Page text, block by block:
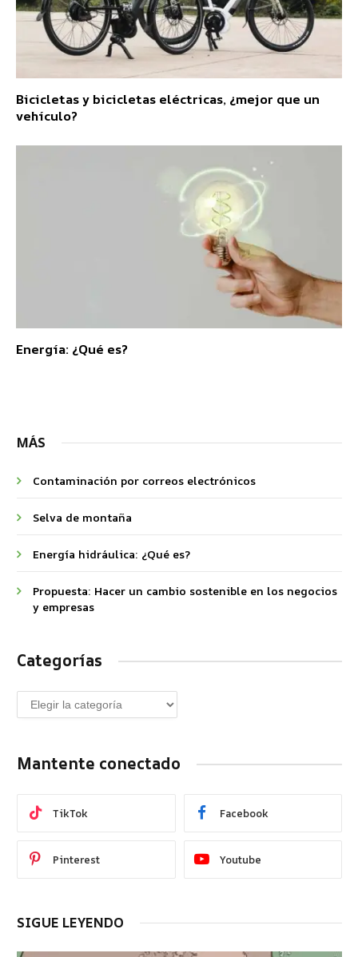
Bicicletas y bicicletas eléctricas, ¿mejor que un
vehículo?
Energía: ¿Qué es?
MÁS
Contaminación por correos electrónicos
Selva de montaña
Energía hidráulica: ¿Qué es?
Propuesta: Hacer un cambio sostenible en los negocios
y empresas
Categorías
Mantente conectado
TikTok Facebook
Pinterest Youtube
SIGUE LEYENDO